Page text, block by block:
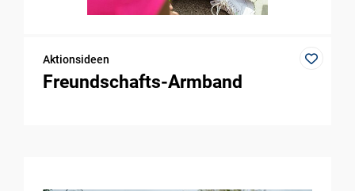
Aktionsideen
Freundschafts-Armband